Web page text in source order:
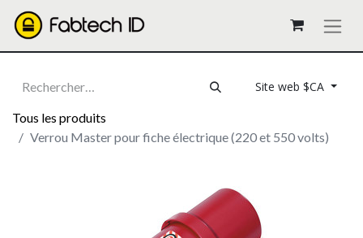
Site web $CA
Tous les produits
Verrou Master pour fiche électrique (220 et 550 volts)